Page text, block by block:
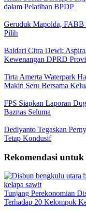
dalam Pelatihan BPDP
Geruduk Mapolda, FABB
Pilih
Baidari Citra Dewi:
Kewenangan DPRD
Tirta Amerta Waterpark
Makin Seru Bersama
FPS Siapkan Laporan
Baznas Seluma
Dediyanto Tegaskan
Tetap Kondusif
Rekomendasi
Tunjang Perekonomian
Terhadap 20 Kelompok